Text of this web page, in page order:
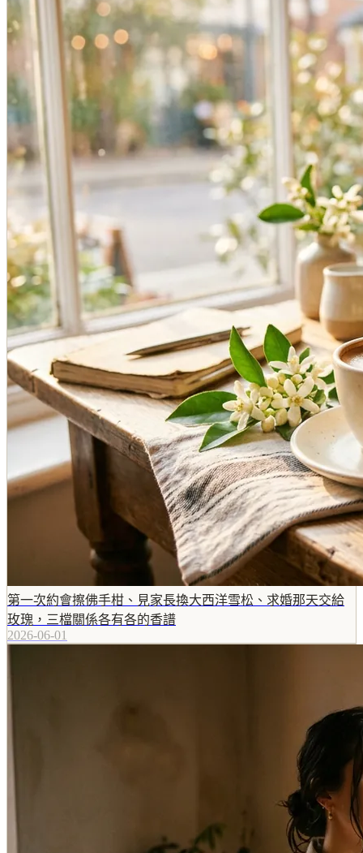
第一次約會擦佛手柑、見家長換大西洋雪松、求婚那天交給
玫瑰，三檔關係各有各的香譜
2026-06-01